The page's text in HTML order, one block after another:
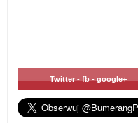
Twitter - fb - google+